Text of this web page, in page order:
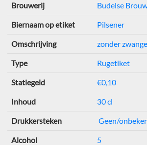
Brouwerij Budelse
Biernaam op etiket Pilsener
Omschrijving zonder
Type Rugetiket
Statiegeld €0,10
Inhoud 30 cl
Drukkersteken Geen/
Alcohol 5